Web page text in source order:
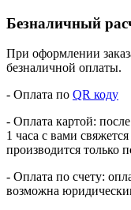
Безналичный
При оформлении
безналичной оплаты.
- Оплата по QR коду
- Оплата картой:
1 часа с вами
производится только
- Оплата по счету:
возможна